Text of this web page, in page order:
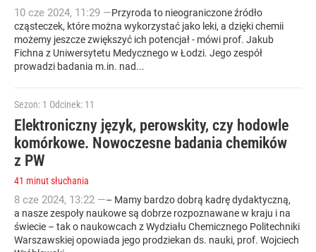
10 cze 2024, 11:29 —Przyroda to nieograniczone źródło
cząsteczek, które można wykorzystać jako leki, a dzięki chemii
możemy jeszcze zwiększyć ich potencjał - mówi prof. Jakub
Fichna z Uniwersytetu Medycznego w Łodzi. Jego zespół
prowadzi badania m.in. nad...
Sezon: 1 Odcinek: 11
Elektroniczny język, perowskity, czy hodowle
komórkowe. Nowoczesne badania chemików
z PW
41 minut słuchania
8 cze 2024, 13:22 —– Mamy bardzo dobrą kadrę dydaktyczną,
a nasze zespoły naukowe są dobrze rozpoznawane w kraju i na
świecie – tak o naukowcach z Wydziału Chemicznego Politechniki
Warszawskiej opowiada jego prodziekan ds. nauki, prof. Wojciech